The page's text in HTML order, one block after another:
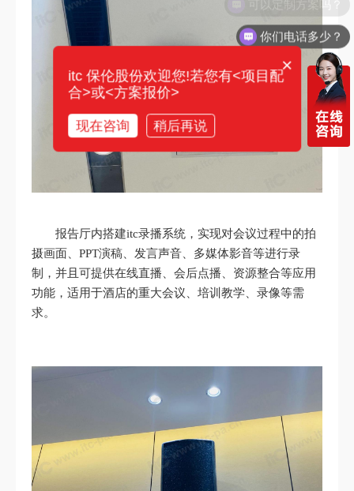
报告厅内搭建itc录播系统，实现对会议过程中的拍
摄画面、PPT演稿、发言声音、多媒体影音等进行录
制，并且可提供在线直播、会后点播、资源整合等应用
功能，适用于酒店的重大会议、培训教学、录像等需
求。
你们电话多少？
×
itc 保伦股份欢迎您!若您有<项目配
合>或<方案报价>
现在咨询 稍后再说